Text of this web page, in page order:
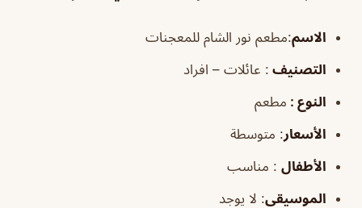
الاسم:مطعم نور الشام للمعجنات
التصنيف : عائلات – افراد
النوع : مطعم
الأسعار: متوسطة
الأطفال : مناسب
الموسيقى: لا يوجد